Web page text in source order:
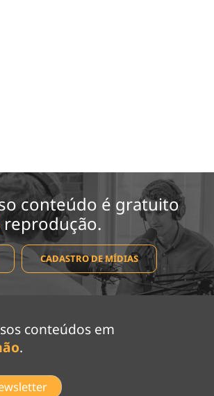
conteúdo é gratuito
reprodução.
CADASTRO DE MÍDIAS
conteúdos em
.